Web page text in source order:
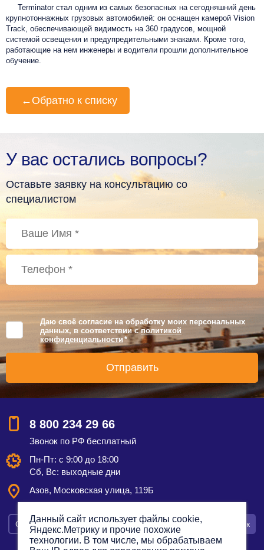
Terminator стал одним из самых безопасных на сегодняшний день
крупнотоннажных грузовых автомобилей: он оснащен камерой Vision
Track, обеспечивающей видимость на 360 градусов, мощной
системой освещения и предупредительными знаками. Кроме того,
работающие на нем инженеры и водители прошли дополнительное
обучение.
← Обратно к списку
У вас остались вопросы?
Оставьте заявку на консультацию со
специалистом
Даю своё согласие на обработку моих персональных
данных, в соответствии сполитикой
конфиденциальности *
8 800 234 29 66
Звонок по РФ бесплатный
Пн-Пт: с 9:00 до 18:00
Сб, Вс: выходные дни
Азов, Московская улица, 119Б
Смотреть на карте Оставить заявку Заказать звонок
Данный сайт использует файлы cookie,
Яндекс.Метрику и прочие похожие
технологии. В том числе, мы обрабатываем